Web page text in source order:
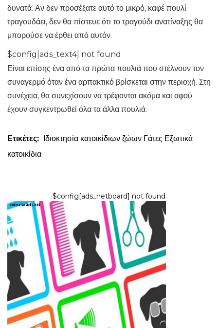
δυνατά. Αν δεν προσέξατε αυτό το μικρό, καφέ πουλί
τραγουδάει, δεν θα πίστευε ότι το τραγούδι ανατίναξης θα
μπορούσε να έρθει από αυτόν.
$config[ads_text4] not found
Είναι επίσης ένα από τα πρώτα πουλιά που στέλνουν τον
συναγερμό όταν ένα αρπακτικό βρίσκεται στην περιοχή. Στη
συνέχεια, θα συνεχίσουν να τρέφονται ακόμα και αφού
έχουν συγκεντρωθεί όλα τα άλλα πουλιά.
Ετικέτες: Ιδιοκτησία κατοικίδιων ζώων Γάτες Εξωτικά
κατοικίδια
$config[ads_netboard] not found
ΣΚΎΛΟΙ
Πώς να γαμπρός το γερμανικό
ποιμενικό σας